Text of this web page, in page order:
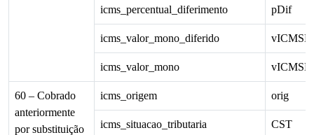
icms_percentual_diferimento
pDif
icms_valor_mono_diferido
icms_valor_mono
60 – Cobrado
anteriormente
por substituição
icms_origem orig
icms_situacao_tributaria CST